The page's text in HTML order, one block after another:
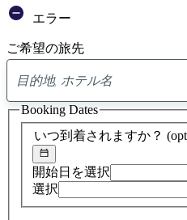
エラー
ご希望の旅先
いつ到着されますか？
開始日を選択
選択
Booking Dates